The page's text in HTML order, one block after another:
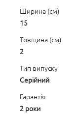
Ширина (см)
15
Товщина (см)
2
Тип випуску
Серійний
Гарантія
2 роки